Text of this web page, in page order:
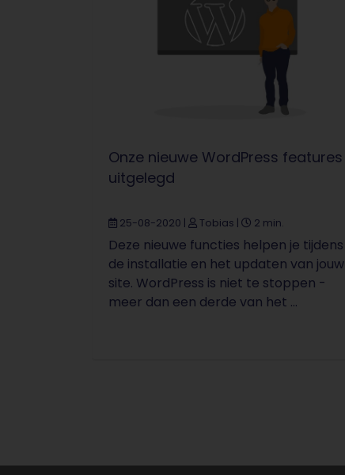
Onze nieuwe WordPress features
uitgelegd
25-08-2020 Tobias 2 min.
Deze nieuwe functies helpen je tijdens
de installatie en het updaten van jouw
site. WordPress is niet te stoppen -
meer dan een derde van het ...